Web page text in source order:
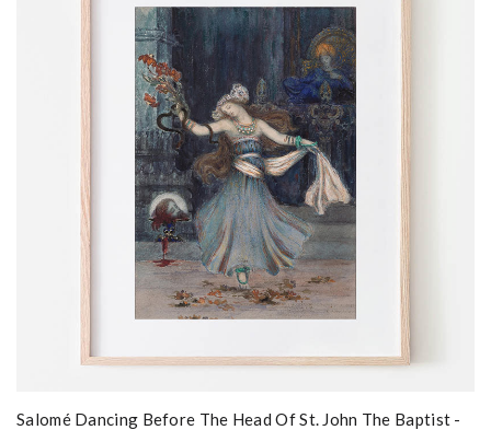
Salomé Dancing Before The Head Of St. John The Baptist -